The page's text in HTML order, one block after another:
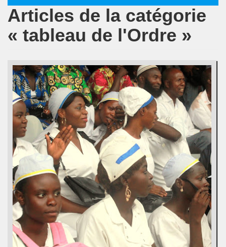
Articles de la catégorie
« tableau de l'Ordre »